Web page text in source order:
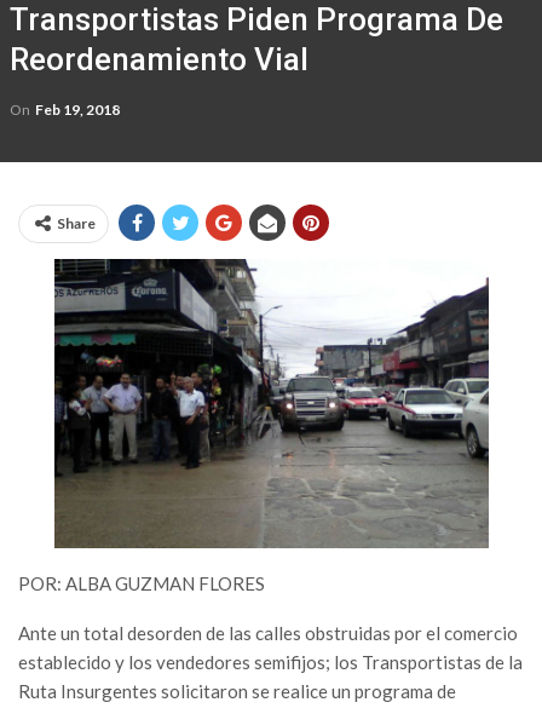
Transportistas Piden Programa De
Reordenamiento Vial
On Feb 19, 2018
Share
POR: ALBA GUZMAN FLORES
Ante un total desorden de las calles obstruidas por el comercio
establecido y los vendedores semifijos; los Transportistas de la
Ruta Insurgentes solicitaron se realice un programa de